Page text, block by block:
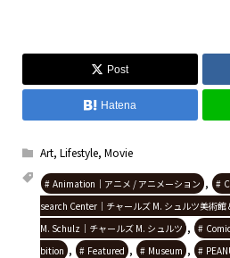
Post
Hatena
Art, Lifestyle, Movie
Animation｜アニメ / アニメーション ,
search Center｜チャールズ M. シュルツ美術館
M. Schulz｜チャールズ M. シュルツ ,
bition , Featured , Museum ,